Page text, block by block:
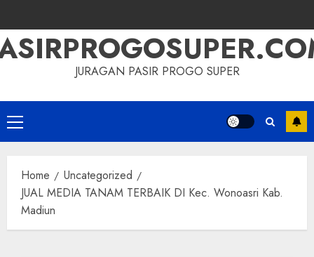
JURAGAN PASIR PROGO SUPER
Primary
Menu
Home
Uncategorized
JUAL MEDIA TANAM TERBAIK DI Kec. Wonoasri Kab.
Madiun